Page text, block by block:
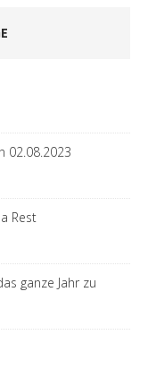
02.08.2023
Rest
ganze Jahr zu